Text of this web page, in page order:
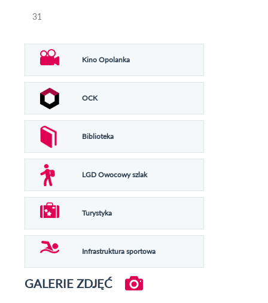
31
Kino Opolanka
OCK
Biblioteka
LGD Owocowy szlak
Turystyka
Infrastruktura sportowa
GALERIE ZDJĘĆ